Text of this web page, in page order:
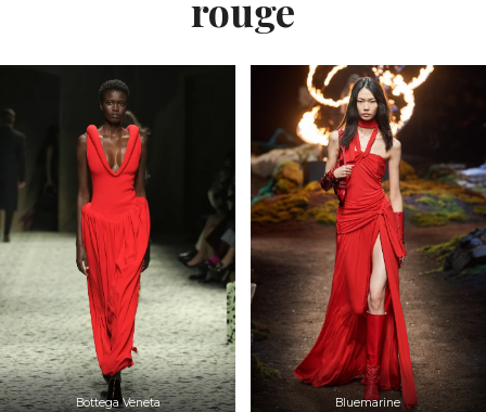
rouge
Bottega Veneta Bluemarine